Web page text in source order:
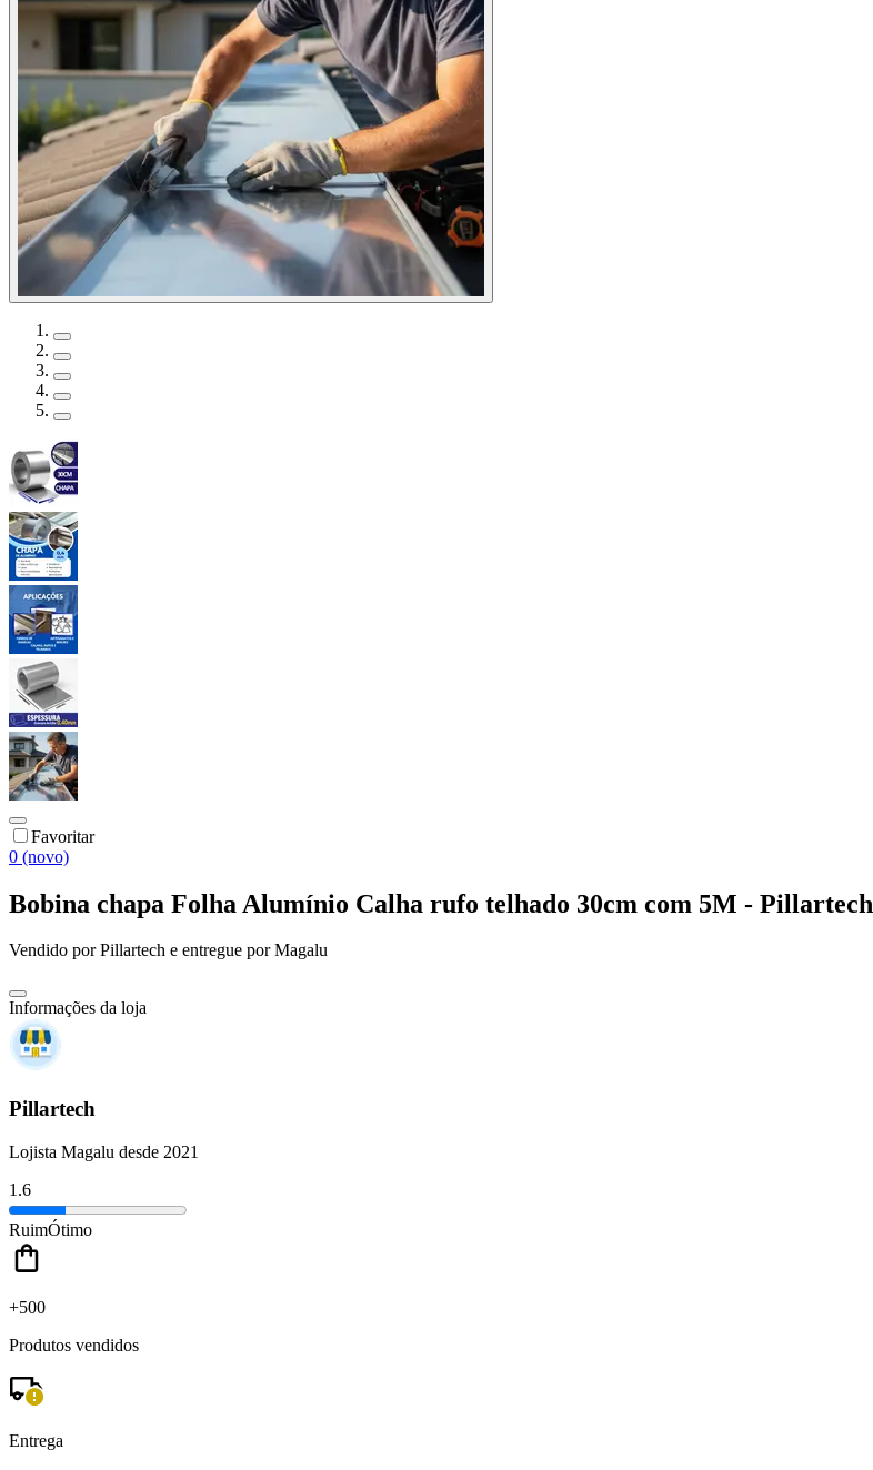
Favoritar
0 (novo)
Bobina chapa Folha Alumínio Calha rufo telhado 30cm com 5M - Pillartech
Vendido porPillartech e entregue por Magalu
Informações da loja
Pillartech
Lojista Magalu desde 2021
1.6
RuimÓtimo
+500
Produtos vendidos
Entrega